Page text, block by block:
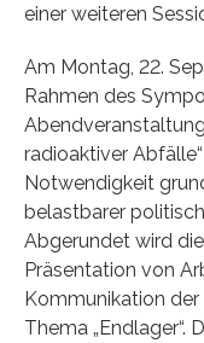
einer weiteren
Am Montag, 22.
Rahmen des
radioaktiver
Notwendigkeit
belastbarer
Abgerundet wird
Präsentation von
Kommunikation
Thema „Endlager“.